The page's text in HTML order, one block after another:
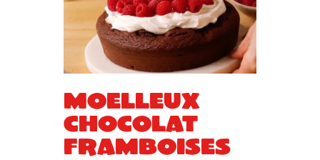
Moelleux
chocolat
framboises